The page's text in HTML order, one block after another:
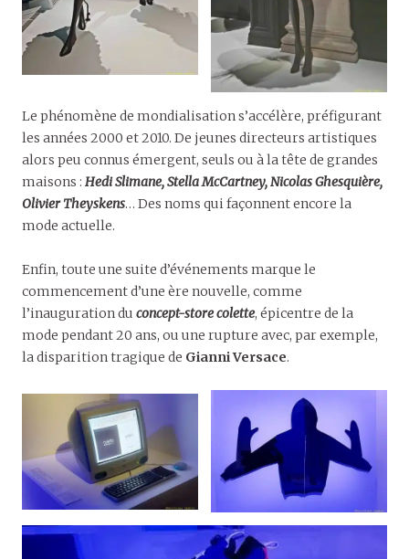
Le phénomène de mondialisation s’accélère, préfigurant
les années 2000 et 2010. De jeunes directeurs artistiques
alors peu connus émergent, seuls ou à la tête de grandes
maisons : Hedi Slimane, Stella McCartney, Nicolas Ghesquière,
Olivier Theyskens… Des noms qui façonnent encore la
mode actuelle.
Enfin, toute une suite d’événements marque le
commencement d’une ère nouvelle, comme
l’inauguration du concept-store colette, épicentre de la
mode pendant 20 ans, ou une rupture avec, par exemple,
la disparition tragique de Gianni Versace.